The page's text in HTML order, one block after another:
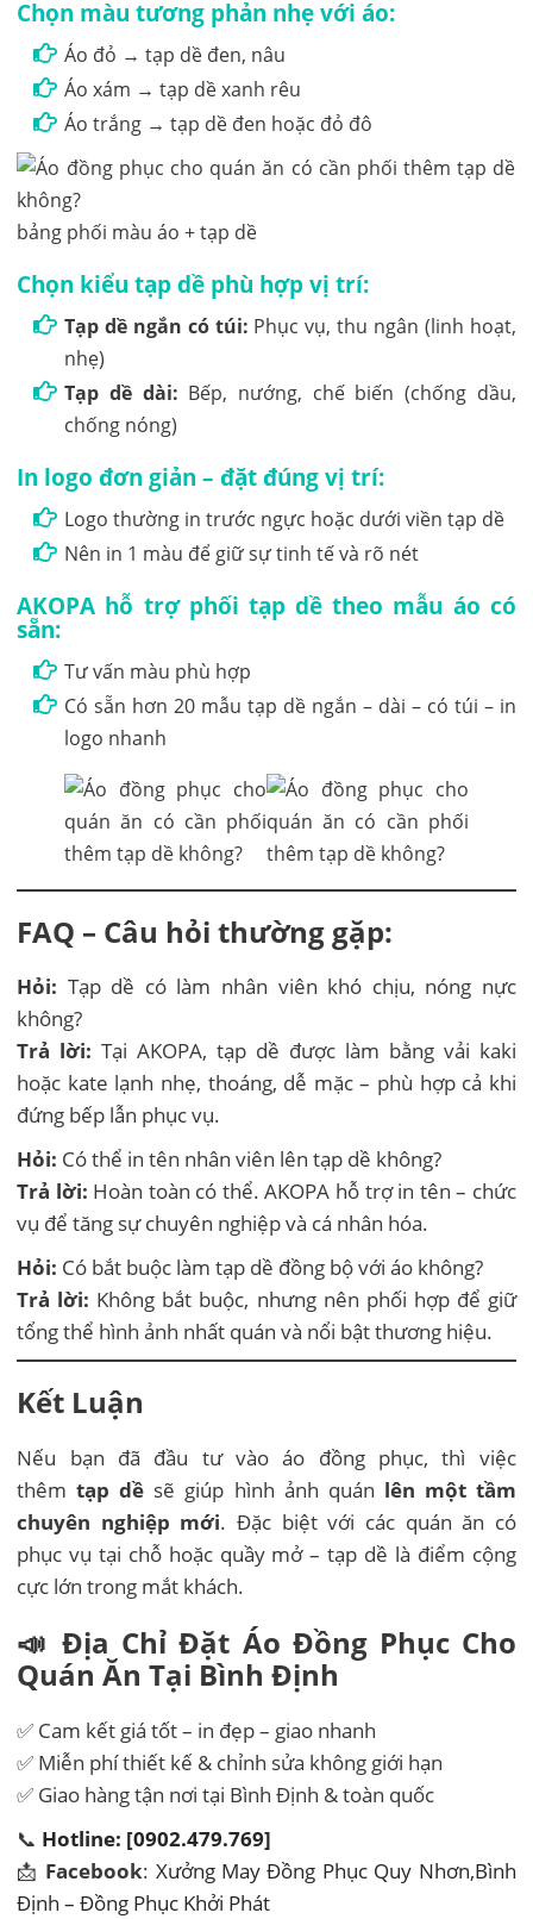
Chọn màu tương phản nhẹ với áo:
Áo đỏ → tạp dề đen, nâu
Áo xám → tạp dề xanh rêu
Áo trắng → tạp dề đen hoặc đỏ đô
bảng phối màu áo + tạp dề
Chọn kiểu tạp dề phù hợp vị trí:
Tạp dề ngắn có túi: Phục vụ, thu ngân (linh hoạt,
nhẹ)
Tạp dề dài: Bếp, nướng, chế biến (chống dầu,
chống nóng)
In logo đơn giản – đặt đúng vị trí:
Logo thường in trước ngực hoặc dưới viền tạp dề
Nên in 1 màu để giữ sự tinh tế và rõ nét
AKOPA hỗ trợ phối tạp dề theo mẫu áo có
sẵn:
Tư vấn màu phù hợp
Có sẵn hơn 20 mẫu tạp dề ngắn – dài – có túi – in
logo nhanh
FAQ – Câu hỏi thường gặp:
Hỏi: Tạp dề có làm nhân viên khó chịu, nóng nực
không?
Trả lời: Tại AKOPA, tạp dề được làm bằng vải kaki
hoặc kate lạnh nhẹ, thoáng, dễ mặc – phù hợp cả khi
đứng bếp lẫn phục vụ.
Hỏi: Có thể in tên nhân viên lên tạp dề không?
Trả lời: Hoàn toàn có thể. AKOPA hỗ trợ in tên – chức
vụ để tăng sự chuyên nghiệp và cá nhân hóa.
Hỏi: Có bắt buộc làm tạp dề đồng bộ với áo không?
Trả lời: Không bắt buộc, nhưng nên phối hợp để giữ
tổng thể hình ảnh nhất quán và nổi bật thương hiệu.
Kết Luận
Nếu bạn đã đầu tư vào áo đồng phục, thì việc
thêmtạp dề sẽ giúp hình ảnh quán lên một tầm
chuyên nghiệp mới. Đặc biệt với các quán ăn có
phục vụ tại chỗ hoặc quầy mở – tạp dề là điểm cộng
cực lớn trong mắt khách.
📣 Địa Chỉ Đặt Áo Đồng Phục Cho
Quán Ăn Tại Bình Định
✅ Cam kết giá tốt – in đẹp – giao nhanh
✅ Miễn phí thiết kế & chỉnh sửa không giới hạn
✅ Giao hàng tận nơi tại Bình Định & toàn quốc
📞 Hotline: [0902.479.769]
📩 Facebook: Xưởng May Đồng Phục Quy Nhơn,Bình
Định – Đồng Phục Khởi Phát